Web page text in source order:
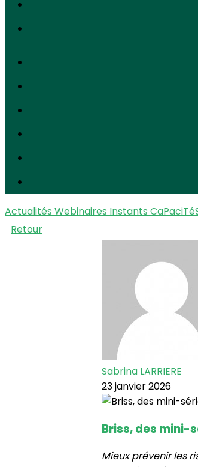
Actualités Webinaires Instants
Retour
Sabrina LARRIERE
23 janvier 2026
Briss, des mini-
Mieux prévenir les